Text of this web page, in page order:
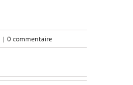
| 0 commentaire